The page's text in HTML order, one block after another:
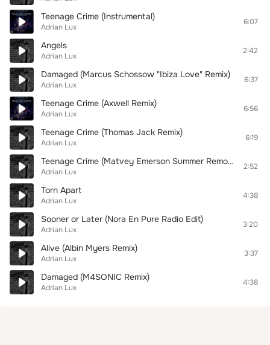
Teenage Crime (Instrumental)
Adrian Lux
6:07
Angels
Adrian Lux
2:42
Damaged (Marcus Schossow "Ibiza Love" Remix)
Adrian Lux
6:37
Teenage Crime (Axwell Remix)
Adrian Lux
6:56
Teenage Crime (Thomas Jack Remix)
Adrian Lux
6:19
Teenage Crime (Matvey Emerson Summer Remode) | Lion Bar |
Adrian Lux
2:52
Torn Apart
Adrian Lux
4:38
Sooner or Later (Nora En Pure Radio Edit)
Adrian Lux
3:20
Alive (Albin Myers Remix)
Adrian Lux
3:37
Damaged (M4SONIC Remix)
Adrian Lux
4:38